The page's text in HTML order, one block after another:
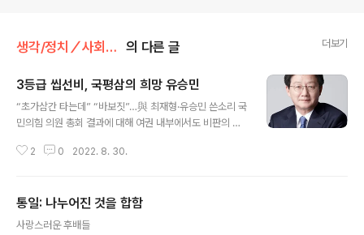
생각/정치／사회／외교 의 다른 글 더보기
3등급 씹선비, 국평삼의 희망 유승민
“초가삼간 타는데” “바보짓”…與 최재형·유승민 쓴소리 국
민의힘 의원 총회 결과에 대해 여권 내부에서도 비판의 목
북에 “나라와 당에 대한 걱정으로 잠 못 이루는 밤”이라며
면 분탕질만 한다 박근혜 때도 그랬고 문재인 때는 사람들
이 욕하니깐 잠수타고 윤석열 되고 조금 위태하니 또 기회
2 0 2022. 8. 30.
통일: 나누어진 것을 합함
사랑스러운 후배들